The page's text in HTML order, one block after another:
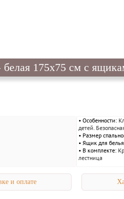
белая 175х75 см с
Особенности:
детей.
Размер
Ящик для
В комплекте:
лестница
и оплате